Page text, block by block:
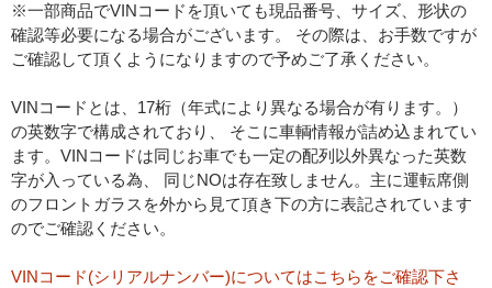
※一部商品でVINコードを頂いても現品番号、サイズ、形状の
確認等必要になる場合がございます。 その際は、お手数ですが
ご確認して頂くようになりますので予めご了承ください。
VINコードとは、17桁（年式により異なる場合が有ります。）
の英数字で構成されており、 そこに車輌情報が詰め込まれてい
ます。VINコードは同じお車でも一定の配列以外異なった英数
字が入っている為、 同じNOは存在致しません。主に運転席側
のフロントガラスを外から見て頂き下の方に表記されています
のでご確認ください。
VINコード(シリアルナンバー)についてはこちらをご確認下さ